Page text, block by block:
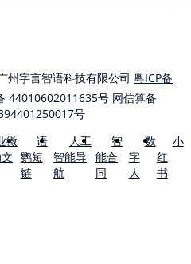
字言智语科技有限公司 粤ICP备
44010602011635号 网信算备
号
微
语
鹦短
链
人工
智能导
航
智
能合
同
数
字
人
小
红
书